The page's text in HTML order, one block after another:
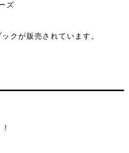
ズ
クが販売されています。